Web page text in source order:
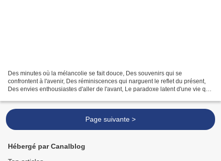
Des minutes où la mélancolie se fait douce, Des souvenirs qui se
confrontent à l'avenir, Des réminiscences qui narguent le reflet du présent,
Des envies enthousiastes d'aller de l'avant, Le paradoxe latent d'une vie qui
Page suivante >
Hébergé par Canalblog